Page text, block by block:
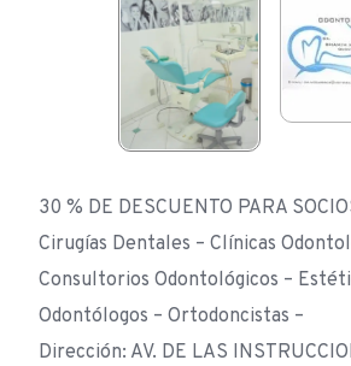
30 % DE DESCUENTO PARA
Cirugías Dentales – Clínicas
Consultorios Odontológicos –
Odontólogos – Ortodoncistas –
Dirección: AV. DE LAS